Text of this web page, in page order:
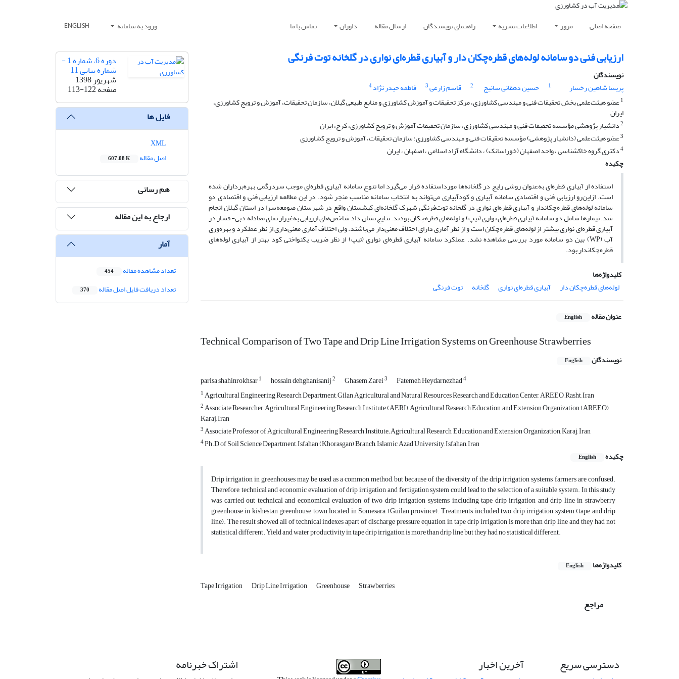
صفحه اصلی مرور اطلاعات نشریه راهنمای نویسندگان ارسال مقاله داوران تماس با ما ورود به سامانه ENGLISH
ارزیابی فنی دو سامانه لوله‌های قطره‌چکان دار و آبیاری قطره‌ای نواری در گلخانه توت فرنگی
نویسندگان
پریسا شاهین رخسار
1 حسین دهقانی سانیج 2 قاسم زارعی3 ﻓﺎﻃﻤﻪ حیدر ﻧﮋاد4
1عضو هیئت‌علمی بخش تحقیقات فنی و مهندسی کشاورزی، مرکز تحقیقات و آموزش کشاورزی و منابع طبیعی گیلان، سازمان تحقیقات، آموزش و ترویج کشاورزی،
ایران
2دانشیار پژوهشی مؤسسه تحقیقات فنی و مهندسی کشاورزی، سازمان تحقیقات آموزش و ترویج کشاورزی، کرج، ایران
3عضو هیئت‌علمی (دانشیار پژوهشی) مؤسسه تحقیقات فنی و مهندسی کشاورزی؛ سازمان تحقیقات، آموزش و ترویج کشاورزی
4دکتری گروه خاکشناسی ، واحد اصفهان (خوراسانک) ، دانشگاه آزاد اسلامی ، اصفهان ، ایران
چکیده
استفاده از آبیاری قطره‌ای به‌عنوان روشی رایج در گلخانه‌ها مورداستفاده قرار می‌گیرد اما تنوع سامانه آبیاری قطره‌ای موجب سردرگمی بهره‌برداران شده
است. ازاین‌رو ارزیابی فنی و اقتصادی سامانه آبیاری و کودآبیاری می‌تواند به انتخاب سامانه مناسب منجر شود. در این مطالعه ارزیابی فنی و اقتصادی دو
سامانه لوله‌های قطره‌چکان­دار و آبیاری قطره‌ای نواری در گلخانه توت‌فرنگی شهرک گلخانه‌ای کیشستان واقع در شهرستان صومعه‌سرا در استان گیلان انجام
شد. تیمارها شامل دو سامانه آبیاری قطره‌ای نواری (تیپ) و لوله‌های قطره‌چکان بودند. نتایج نشان داد شاخص‌های ارزیابی به‌غیراز نمای معادله دبی- فشار در
آبیاری قطره‌ای نواری بیشتر از لوله‌های قطره‌چکان است و از نظر آماری دارای اختلاف معنی‌دار می‌باشند. ولی اختلاف آماری معنی‌داری از نظر عملکرد و بهره‌وری
آب (WP) بین دو سامانه مورد بررسی مشاهده نشد. عملکرد سامانه آبیاری قطره‌ای نواری (تیپ) از نظر ضریب یکنواختی کود بهتر از آبیاری لوله‌های
قطره‌چکان­دار بود.
کلیدواژه‌ها
لوله‌های قطره‌چکان دار
آبیاری قطره‌ای نواری گلخانه توت فرنگی
عنوان مقاله English
Technical Comparison of Two Tape and Drip Line Irrigation Systems on Greenhouse Strawberries
نویسندگان English
parisa shahinrokhsar1 hossain dehghanisanij2 Ghasem Zarei3 Fatemeh Heydarnezhad4
1Agricultural Engineering Research Department, Gilan Agricultural and Natural Resources Research and Education Center, AREEO, Rasht, Iran
2Associate Researcher, Agricultural Engineering Research Institute (AERI), Agricultural Research Education, and Extension Organization (AREEO),
Karaj, Iran
3Associate Professor of Agricultural Engineering Research Institute; Agricultural Research, Education and Extension Organization, Karaj, Iran
4Ph.D of Soil Science Department, Isfahan (Khorasgan) Branch, Islamic Azad University, Isfahan, Iran
چکیده
English
Drip irrigation in greenhouses may be used as a common method, but because of the diversity of the drip irrigation systems, farmers are confused.
Therefore, technical and economic evaluation of drip irrigation and fertigation system could lead to the selection of a suitable system. In this study
was carried out technical and economical evaluation of two drip irrigation systems including tape drip irrigation and drip line in strawberry
greenhouse in kishestan greenhouse town located in Somesara (Guilan province). Treatments included two drip irrigation system (tape and drip
line). The result showed all of technical indexes apart of discharge pressure equation in tape drip irrigation is more than drip line and they had not
statistical different. Yield and water productivity in tape drip irrigation is more than drip line but they had no statistical different.
کلیدواژه‌ها English
Tape Irrigation Drip Line Irrigation Greenhouse Strawberries
مراجع
دوره 6، شماره 1 -
شماره پیاپی 11
شهریور 1398
صفحه113-122
فایل ها
اصل مقاله
607.08 K
هم رسانی
ارجاع به این مقاله
آمار
تعداد مشاهده مقاله 454
تعداد دریافت فایل اصل مقاله 370
دسترسی سریع آخرین اخبار اشتراک خبرنامه